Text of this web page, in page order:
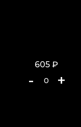
605 ₽
- 0 +